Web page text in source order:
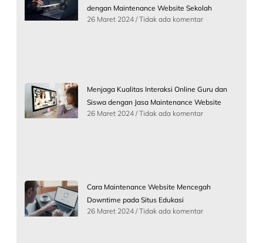
dengan Maintenance Website Sekolah
26 Maret 2024 Tidak ada komentar
Menjaga Kualitas Interaksi Online Guru dan
Siswa dengan Jasa Maintenance Website
26 Maret 2024 Tidak ada komentar
Cara Maintenance Website Mencegah
Downtime pada Situs Edukasi
26 Maret 2024 Tidak ada komentar